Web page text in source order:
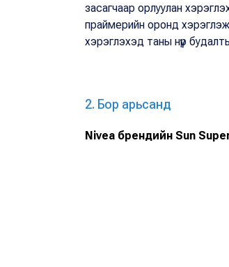
засагчаар орлуулан
праймерийн оронд
хэрэглэхэд таны нүүр
2. Бор арьсанд
Nivea брендийн Sun